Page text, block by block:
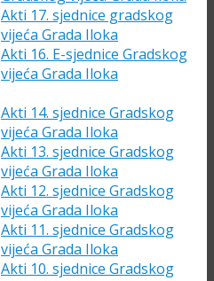
Akti 17. sjednice gradskog
vijeća Grada Iloka
Akti 16. E-sjednice Gradskog
vijeća Grada Iloka
Akti 14. sjednice Gradskog
vijeća Grada Iloka
Akti 13. sjednice Gradskog
vijeća Grada Iloka
Akti 12. sjednice Gradskog
vijeća Grada Iloka
Akti 11. sjednice Gradskog
vijeća Grada Iloka
Akti 10. sjednice Gradskog